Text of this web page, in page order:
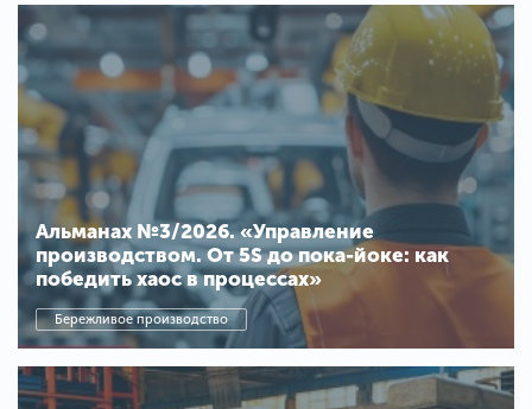
Альманах №3/2026. «Управление
производством. От 5S до пока-йоке: как
победить хаос в процессах»
Бережливое производство